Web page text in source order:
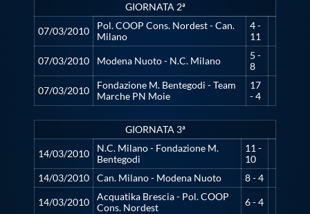
GIORNATA 2ª
07/03/2010
Pol. COOP Cons. Nordest - Can.
Milano
4 -
11
07/03/2010 Modena Nuoto - N.C. Milano
5 -
8
07/03/2010
Fondazione M. Bentegodi - Team
Marche PN Moie
17
- 4
GIORNATA 3ª
14/03/2010
N.C. Milano - Fondazione M.
Bentegodi
11 -
10
14/03/2010
Can. Milano - Modena Nuoto 8 - 4
14/03/2010
Acquatika Brescia - Pol. COOP
Cons. Nordest
6 - 4